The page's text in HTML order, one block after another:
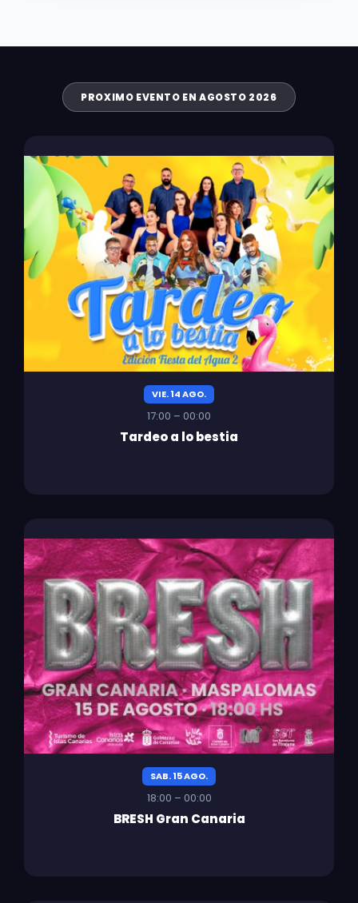
PROXIMO EVENTO EN AGOSTO 2026
VIE. 14 AGO.
17:00 – 00:00
Tardeo a lo bestia
SAB. 15 AGO.
18:00 – 00:00
BRESH Gran Canaria